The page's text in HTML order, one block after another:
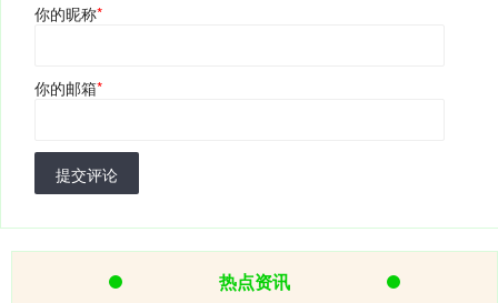
你的昵称*
你的邮箱*
提交评论
热点资讯